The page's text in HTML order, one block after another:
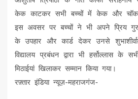
केक काटकर सभी बच्चों में केक और
इस अवसर पर बच्चों ने भी अपने प्रिय
के उपहार और कार्ड देकर उनसे
विद्यालय प्रबंधन द्वारा भी हर्सोल्लास के
मिठाईयां खिलाकर सम्मान किया गया।
रफ़्तार इंडिया न्यूज़-महराजगंज-